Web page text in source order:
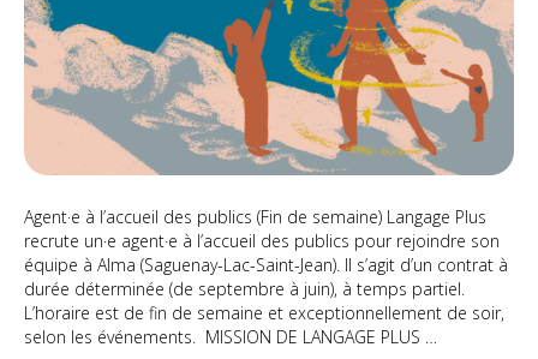
publics
Agent·e à l’accueil des publics (Fin de semaine) Langage Plus
recrute un·e agent·e à l’accueil des publics pour rejoindre son
équipe à Alma (Saguenay-Lac-Saint-Jean). Il s’agit d’un contrat à
durée déterminée (de septembre à juin), à temps partiel.
L’horaire est de fin de semaine et exceptionnellement de soir,
selon les événements. MISSION DE LANGAGE PLUS …